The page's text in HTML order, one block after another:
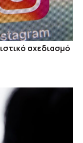
σχεδιασμό